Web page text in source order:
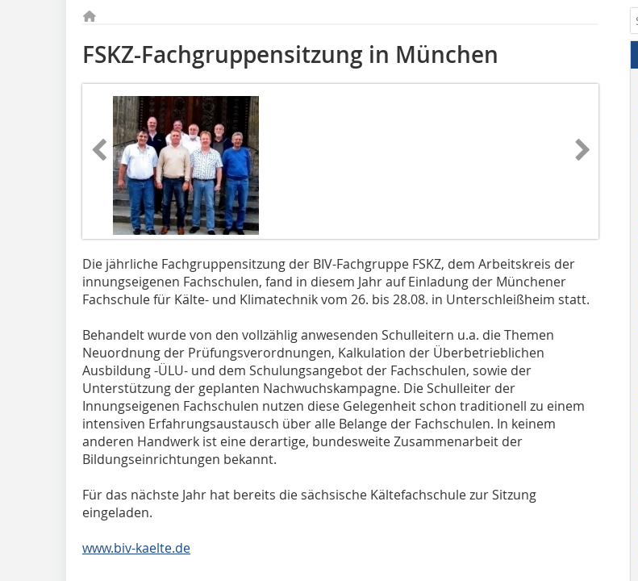
FSKZ-Fachgruppensitzung in München
Die jährliche Fachgruppensitzung der BIV-Fachgruppe FSKZ, dem Arbeitskreis der
innungseigenen Fachschulen, fand in diesem Jahr auf Einladung der Münchener
Fachschule für Kälte- und Klimatechnik vom 26. bis 28.08. in Unterschleißheim statt.
Behandelt wurde von den vollzählig anwesenden Schulleitern u.a. die Themen
Neuordnung der Prüfungsverordnungen, Kalkulation der Überbetrieblichen
Ausbildung -ÜLU- und dem Schulungsangebot der Fachschulen, sowie der
Unterstützung der geplanten Nachwuchskampagne. Die Schulleiter der
Innungseigenen Fachschulen nutzen diese Gelegenheit schon traditionell zu einem
intensiven Erfahrungsaustausch über alle Belange der Fachschulen. In keinem
anderen Handwerk ist eine derartige, bundesweite Zusammenarbeit der
Bildungseinrichtungen bekannt.
Für das nächste Jahr hat bereits die sächsische Kältefachschule zur Sitzung
eingeladen.
www.biv-kaelte.de